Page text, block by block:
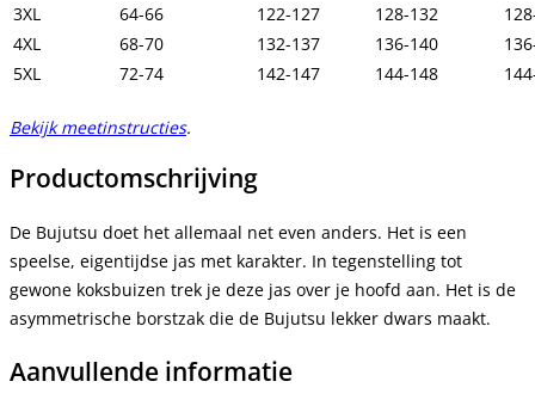
3XL
64-66 122-127 128-132
4XL
68-70 132-137 136-140
5XL
72-74 142-147 144-148
Bekijk meetinstructies.
Productomschrijving
De Bujutsu doet het allemaal net even anders. Het is een
speelse, eigentijdse jas met karakter. In tegenstelling tot
gewone koksbuizen trek je deze jas over je hoofd aan. Het is de
asymmetrische borstzak die de Bujutsu lekker dwars maakt.
Aanvullende informatie